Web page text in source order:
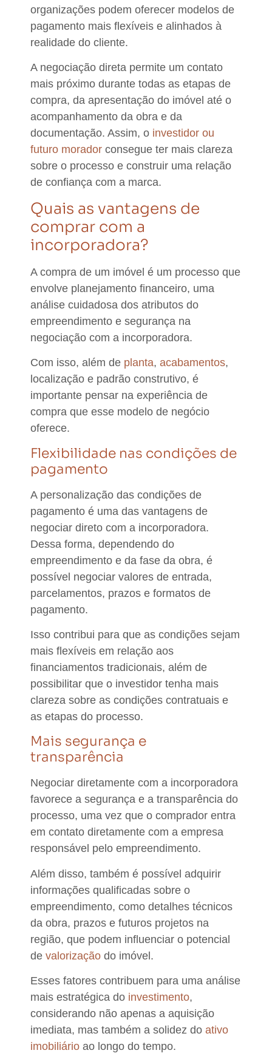
organizações podem oferecer modelos de
pagamento mais flexíveis e alinhados à
realidade do cliente.
A negociação direta permite um contato
mais próximo durante todas as etapas de
compra, da apresentação do imóvel até o
acompanhamento da obra e da
documentação. Assim, o investidor ou
futuro morador consegue ter mais clareza
sobre o processo e construir uma relação
de confiança com a marca.
Quais as vantagens de
comprar com a
incorporadora?
A compra de um imóvel é um processo que
envolve planejamento financeiro, uma
análise cuidadosa dos atributos do
empreendimento e segurança na
negociação com a incorporadora.
Com isso, além de planta, acabamentos,
localização e padrão construtivo, é
importante pensar na experiência de
compra que esse modelo de negócio
oferece.
Flexibilidade nas condições de
pagamento
A personalização das condições de
pagamento é uma das vantagens de
negociar direto com a incorporadora.
Dessa forma, dependendo do
empreendimento e da fase da obra, é
possível negociar valores de entrada,
parcelamentos, prazos e formatos de
pagamento.
Isso contribui para que as condições sejam
mais flexíveis em relação aos
financiamentos tradicionais, além de
possibilitar que o investidor tenha mais
clareza sobre as condições contratuais e
as etapas do processo.
Mais segurança e
transparência
Negociar diretamente com a incorporadora
favorece a segurança e a transparência do
processo, uma vez que o comprador entra
em contato diretamente com a empresa
responsável pelo empreendimento.
Além disso, também é possível adquirir
informações qualificadas sobre o
empreendimento, como detalhes técnicos
da obra, prazos e futuros projetos na
região, que podem influenciar o potencial
de valorização do imóvel.
Esses fatores contribuem para uma análise
mais estratégica do investimento,
considerando não apenas a aquisição
imediata, mas também a solidez do ativo
imobiliário ao longo do tempo.